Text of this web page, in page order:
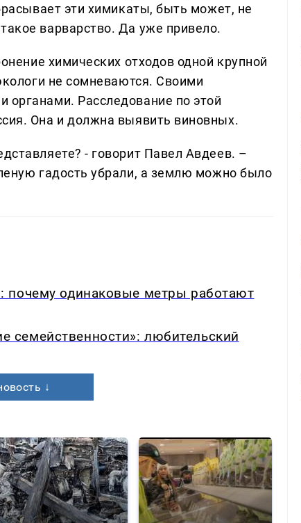
эти химикаты, быть может, не
варварство. Да уже привело.
химических отходов одной крупной
не сомневаются. Своими
органами. Расследование по этой
Она и должна выявить виновных.
- говорит Павел Авдеев. –
гадость убрали, а землю можно было
почему одинаковые метры работают
семейственности»: любительский
↓